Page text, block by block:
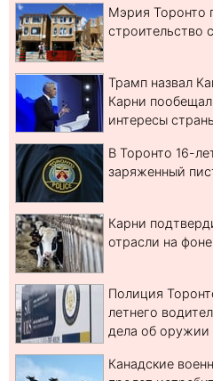
Мэрия Торонто
строительство
Трамп назвал
Карни
интересы
В Торонто 16-
заряженный
Карни
отрасли на
Полиция
летнего
дела об оружии
Канадские